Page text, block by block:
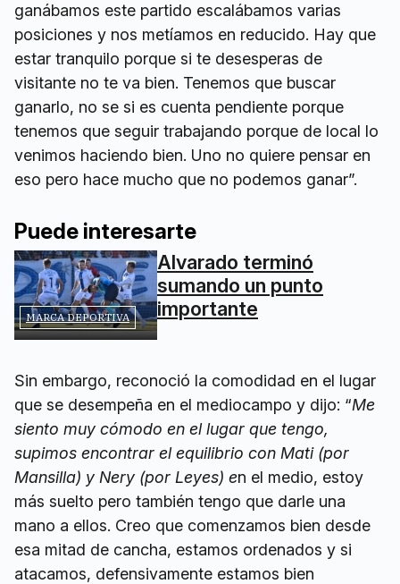
ganábamos este partido escalábamos varias
posiciones y nos metíamos en reducido. Hay que
estar tranquilo porque si te desesperas de
visitante no te va bien. Tenemos que buscar
ganarlo, no se si es cuenta pendiente porque
tenemos que seguir trabajando porque de local lo
venimos haciendo bien. Uno no quiere pensar en
eso pero hace mucho que no podemos ganar”.
Puede interesarte
MARCA DEPORTIVA
Alvarado terminó
sumando un punto
importante
Sin embargo, reconoció la comodidad en el lugar
que se desempeña en el mediocampo y dijo: “Me
siento muy cómodo en el lugar que tengo,
supimos encontrar el equilibrio con Mati (por
Mansilla) y Nery (por Leyes) en el medio, estoy
más suelto pero también tengo que darle una
mano a ellos. Creo que comenzamos bien desde
esa mitad de cancha, estamos ordenados y si
atacamos, defensivamente estamos bien